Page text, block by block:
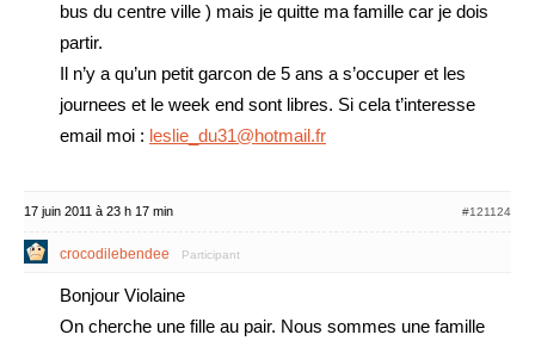
bus du centre ville ) mais je quitte ma famille car je dois
partir.
Il n’y a qu’un petit garcon de 5 ans a s’occuper et les
journees et le week end sont libres. Si cela t’interesse
email moi : leslie_du31@hotmail.fr
17 juin 2011 à 23 h 17 min #121124
crocodilebendee Participant
Bonjour Violaine
On cherche une fille au pair. Nous sommes une famille